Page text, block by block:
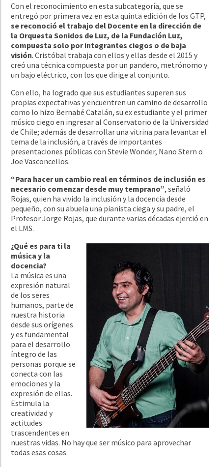
Con el reconocimiento en esta subcategoría, que se
entregó por primera vez en esta quinta edición de los GTP,
se reconoció el trabajo del Docente en la dirección de
la Orquesta Sonidos de Luz, de la Fundación Luz,
compuesta solo por integrantes ciegos o de baja
visión. Cristóbal trabaja con ellos y ellas desde el 2015 y
creó una técnica compuesta por un pandero, metrónomo y
un bajo eléctrico, con los que dirige al conjunto.
Con ello, ha logrado que sus estudiantes superen sus
propias expectativas y encuentren un camino de desarrollo
como lo hizo Bernabé Catalán, su ex estudiante y el primer
músico ciego en ingresar al Conservatorio de la Universidad
de Chile; además de desarrollar una vitrina para levantar el
tema de la inclusión, a través de importantes
presentaciones públicas con Stevie Wonder, Nano Stern o
Joe Vasconcellos.
“Para hacer un cambio real en términos de inclusión es
necesario comenzar desde muy temprano”, señaló
Rojas, quien ha vivido la inclusión y la docencia desde
pequeño, con su abuela una pianista ciega y su padre, el
Profesor Jorge Rojas, que durante varias décadas ejerció en
el LMS.
¿Qué es para ti la
música y la
docencia?
La música es una
expresión natural
de los seres
humanos, parte de
nuestra historia
desde sus orígenes
y es fundamental
para el desarrollo
íntegro de las
personas porque se
conecta con las
emociones y la
expresión de ellas.
Estimula la
creatividad y
actitudes
trascendentes en
nuestras vidas. No hay que ser músico para aprovechar
todas esas cosas.